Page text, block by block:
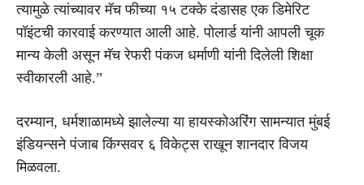
त्यामुळे त्यांच्यावर मॅच फीच्या १५ टक्के दंडासह एक डिमेरिट
पॉइंटची कारवाई करण्यात आली आहे. पोलार्ड यांनी आपली चूक
मान्य केली असून मॅच रेफरी पंकज धर्माणी यांनी दिलेली शिक्षा
स्वीकारली आहे.”
दरम्यान, धर्मशाळामध्ये झालेल्या या हायस्कोअरिंग सामन्यात मुंबई
इंडियन्सने पंजाब किंग्सवर ६ विकेट्स राखून शानदार विजय
मिळवला.